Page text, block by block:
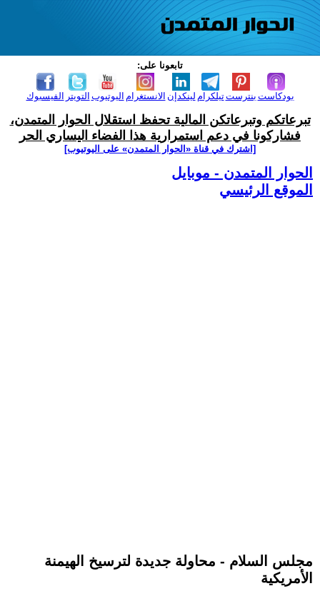
تابعونا على:
الفيسبوك التويتر اليوتيوب الانستغرام لينكدإن تيلكرامبنترست بودكاست
تبرعاتكم وتبرعاتكن المالية تحفظ استقلال الحوار المتمدن،
فشاركونا في دعم استمرارية هذا الفضاء اليساري الحر
[اشترك في قناة ‫«الحوار المتمدن» على اليوتيوب]
الحوار المتمدن - موبايل
الموقع الرئيسي
مجلس السلام - محاولة جديدة لترسيخ الهيمنة
الأمريكية‏